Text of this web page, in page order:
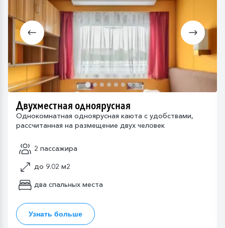
Двухместная одноярусная
Однокомнатная одноярусная каюта с удобствами,
рассчитанная на размещение двух человек
2 пассажира
до 9.02 м2
два спальных места
Узнать больше